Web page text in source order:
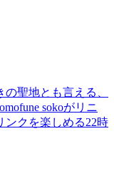
聖地とも言える、
sokoがリニ
ンクを楽しめる22時